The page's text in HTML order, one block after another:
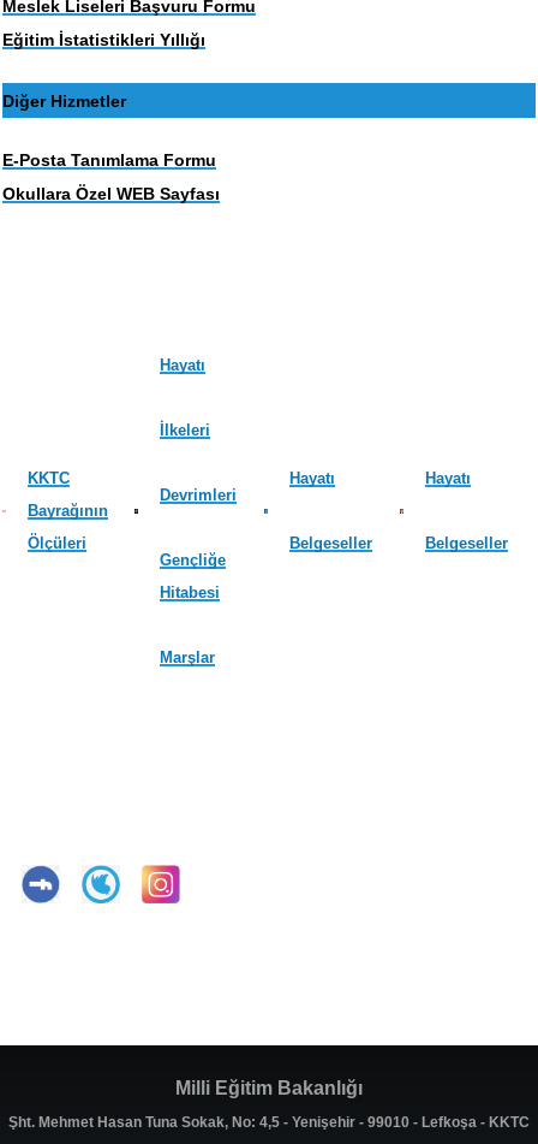
Meslek Liseleri Başvuru Formu
Eğitim İstatistikleri Yıllığı
Diğer Hizmetler
E-Posta Tanımlama Formu
Okullara Özel WEB Sayfası
KKTC
Bayrağının
Ölçüleri
Hayatı
İlkeleri
Devrimleri
Gençliğe
Hitabesi
Marşlar
Hayatı
Belgeseller
Hayatı
Belgeseller
Milli Eğitim Bakanlığı
Şht. Mehmet Hasan Tuna Sokak, No: 4,5 - Yenişehir - 99010 - Lefkoşa - KKTC